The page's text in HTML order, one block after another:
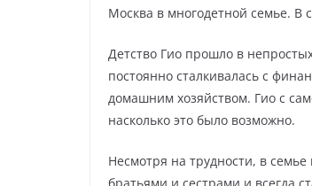
Москва в многодетной семье. В
Детство Гио прошло в
постоянно сталкивалась с
домашним хозяйством. Гио с
насколько это было возможно.
Несмотря на трудности, в